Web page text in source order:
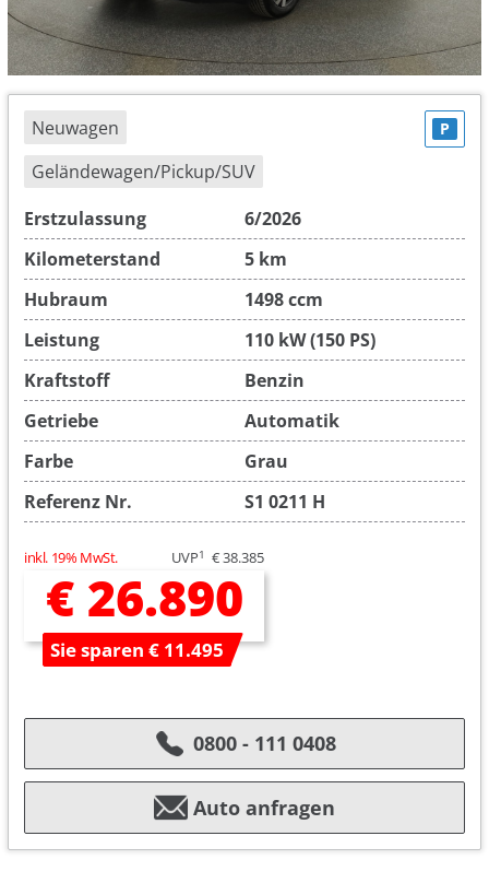
Neuwagen
Geländewagen/Pickup/SUV
P
Erstzulassung
6/2026
Kilometerstand
5 km
Hubraum
1498 ccm
Leistung
110 kW (150 PS)
Kraftstoff
Benzin
Getriebe
Automatik
Farbe
Grau
Referenz Nr.
S1 0211 H
inkl. 19% MwSt. UVP1 € 38.385
€ 26.890
Sie sparen € 11.495
0800 - 111 0408
Auto anfragen